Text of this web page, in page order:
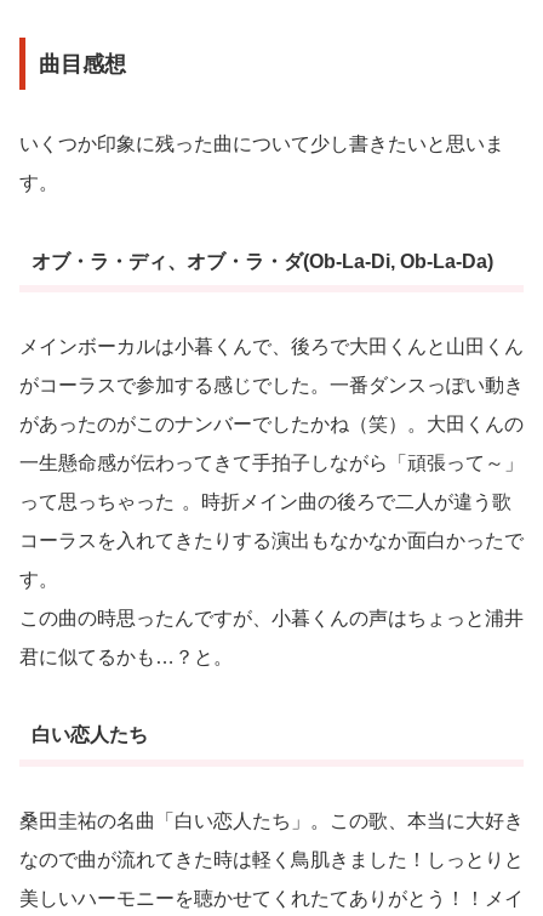
曲目感想
いくつか印象に残った曲について少し書きたいと思いま
す。
オブ・ラ・ディ、オブ・ラ・ダ(Ob-La-Di, Ob-La-Da)
メインボーカルは小暮くんで、後ろで大田くんと山田くん
がコーラスで参加する感じでした。一番ダンスっぽい動き
があったのがこのナンバーでしたかね（笑）。大田くんの
一生懸命感が伝わってきて手拍子しながら「頑張って～」
って思っちゃった 。時折メイン曲の後ろで二人が違う歌
コーラスを入れてきたりする演出もなかなか面白かったで
す。
この曲の時思ったんですが、小暮くんの声はちょっと浦井
君に似てるかも…？と。
白い恋人たち
桑田圭祐の名曲「白い恋人たち」。この歌、本当に大好き
なので曲が流れてきた時は軽く鳥肌きました！しっとりと
美しいハーモニーを聴かせてくれたてありがとう！！メイ